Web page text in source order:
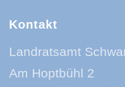
Kontakt
Landratsamt
Am Hoptbühl 2